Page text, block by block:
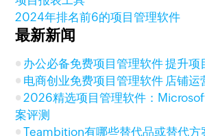
2024年排名前6的项目管理软件
最新新闻
办公必备免费项目管理软件 提升项
电商创业免费项目管理软件 店铺运
2026精选项目管理软件：
案评测
Teambition有哪些替代品或替代方